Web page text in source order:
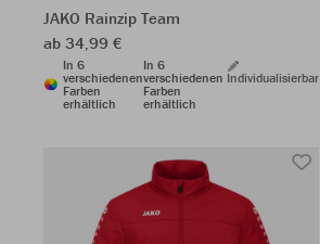
JAKO Rainzip Team
ab 34,99 €
In 6
verschiedenen
Farben
erhältlich
In 6
verschiedenen
Farben
erhältlich
Individualisierbar